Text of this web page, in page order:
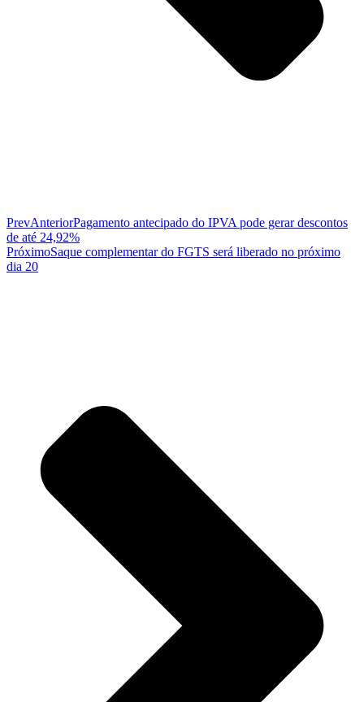
PrevAnteriorPagamento antecipado do IPVA pode gerar descontos
de até 24,92%
PróximoSaque complementar do FGTS será liberado no próximo
dia 20